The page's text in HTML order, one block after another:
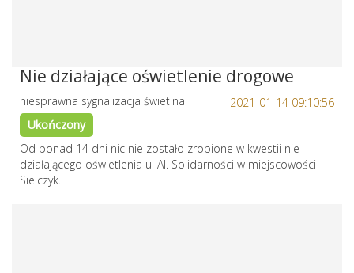
Nie działające oświetlenie drogowe
2021-01-14 09:10:56
niesprawna sygnalizacja świetlna
Ukończony
Od ponad 14 dni nic nie zostało zrobione w kwestii nie
działającego oświetlenia ul Al. Solidarności w miejscowości
Sielczyk.